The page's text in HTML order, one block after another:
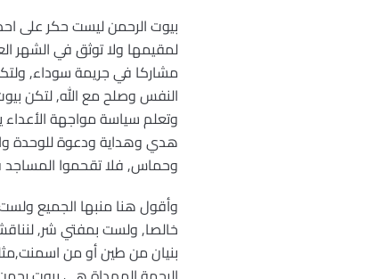
بيوت الرحمن ليست حكر على
لمقيمها ولا توثق في الشهر
مشاركا في جريمة سوداء,
النفس وصلح مع الله, لتكن
وتعلم سياسة مواجهة
هدي وهداية ودعوة للوحدة
وحماس, فلا تقحموا المساجد
وأقول هنا منبها الجميع ولست
خالصا, ولست بمفتي شر,
بنيان من طين أو من